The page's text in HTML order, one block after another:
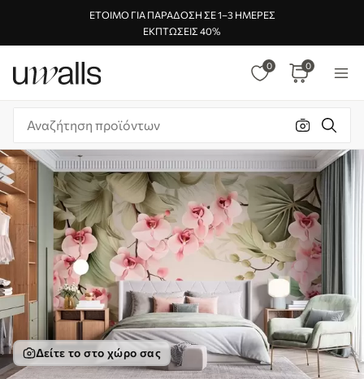
ΈΤΟΙΜΟ ΓΙΑ ΠΑΡΆΔΟΣΗ ΣΕ 1–3 ΗΜΈΡΕΣ
ΕΚΠΤΏΣΕΙΣ 40%
0 0
Δείτε το στο χώρο σας